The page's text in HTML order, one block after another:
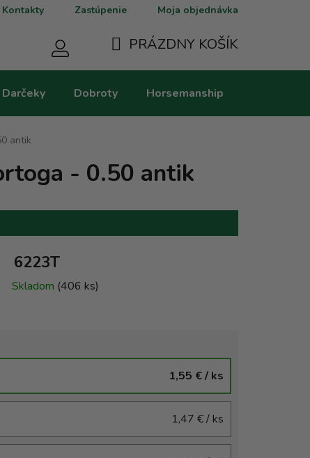
Kontakty Zastúpenie Moja objednávka
KOŠÍK
PRÁZDNY KOŠÍK
Darčeky Dobroty Horsemanship
antik
- 0.50 antik
6223T
Skladom (406 ks)
1,55 €/ ks
1,47 €/ ks